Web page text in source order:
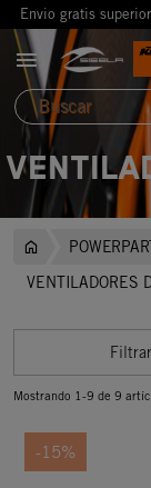
Envio gratis

VENTILADORES
Filtrar
Mostrando 1-9 de 9
-15%